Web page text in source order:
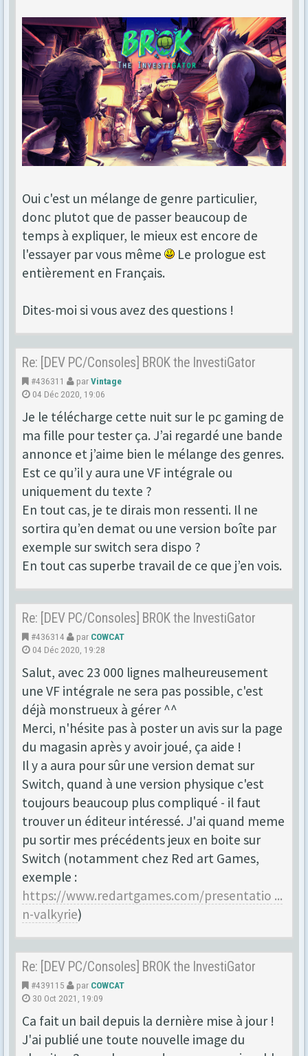
Oui c'est un mélange de genre particulier,
donc plutot que de passer beaucoup de
temps à expliquer, le mieux est encore de
l'essayer par vous même
Le prologue est
entièrement en Français.
Dites-moi si vous avez des questions !
Re: [DEV PC/Consoles] BROK the InvestiGator
#436311 parVintage
04 Déc 2020, 19:06
Je le télécharge cette nuit sur le pc gaming de
ma fille pour tester ça. J’ai regardé une bande
annonce et j’aime bien le mélange des genres.
Est ce qu’il y aura une VF intégrale ou
uniquement du texte ?
En tout cas, je te dirais mon ressenti. Il ne
sortira qu’en demat ou une version boîte par
exemple sur switch sera dispo ?
En tout cas superbe travail de ce que j’en vois.
Re: [DEV PC/Consoles] BROK the InvestiGator
#436314 par COWCAT
04 Déc 2020, 19:28
Salut, avec 23 000 lignes malheureusement
une VF intégrale ne sera pas possible, c'est
déjà monstrueux à gérer ^^
Merci, n'hésite pas à poster un avis sur la page
du magasin après y avoir joué, ça aide !
Il y a aura pour sûr une version demat sur
Switch, quand à une version physique c'est
toujours beaucoup plus compliqué - il faut
trouver un éditeur intéressé. J'ai quand meme
pu sortir mes précédents jeux en boite sur
Switch (notamment chez Red art Games,
exemple :
https://www.redartgames.com/presentatio ...
n-valkyrie)
Re: [DEV PC/Consoles] BROK the InvestiGator
#439115 par COWCAT
30 Oct 2021, 19:09
Ca fait un bail depuis la dernière mise à jour !
J'ai publié une toute nouvelle image du